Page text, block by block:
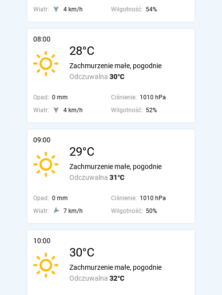
Wiatr: 4 km/h Wilgotność: 54%
08:00
28°C
Odczuwalna 30°C
Zachmurzenie małe, pogodnie
Opad: 0 mm Ciśnienie: 1010 hPa
Wiatr:
4 km/h Wilgotność: 52%
09:00
29°C
Odczuwalna 31°C
Zachmurzenie małe, pogodnie
Opad: 0 mm Ciśnienie: 1010 hPa
Wiatr:
7 km/h Wilgotność: 50%
10:00
30°C
Odczuwalna 32°C
Zachmurzenie małe, pogodnie